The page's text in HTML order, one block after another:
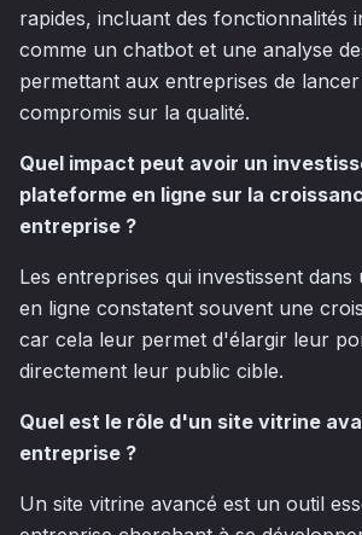
rapides, incluant des fonctionnalités
comme un chatbot et une analyse
permettant aux entreprises de
compromis sur la qualité.
Quel impact peut avoir un
plateforme en ligne sur la
entreprise ?
Les entreprises qui investissent
en ligne constatent souvent une
car cela leur permet d'élargir leur
directement leur public cible.
Quel est le rôle d'un site vitrine
entreprise ?
Un site vitrine avancé est un outil